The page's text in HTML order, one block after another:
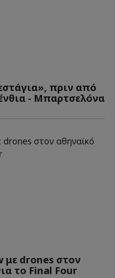
πριν από
- Μπαρτσελόνα
με drones στον
το Final Four